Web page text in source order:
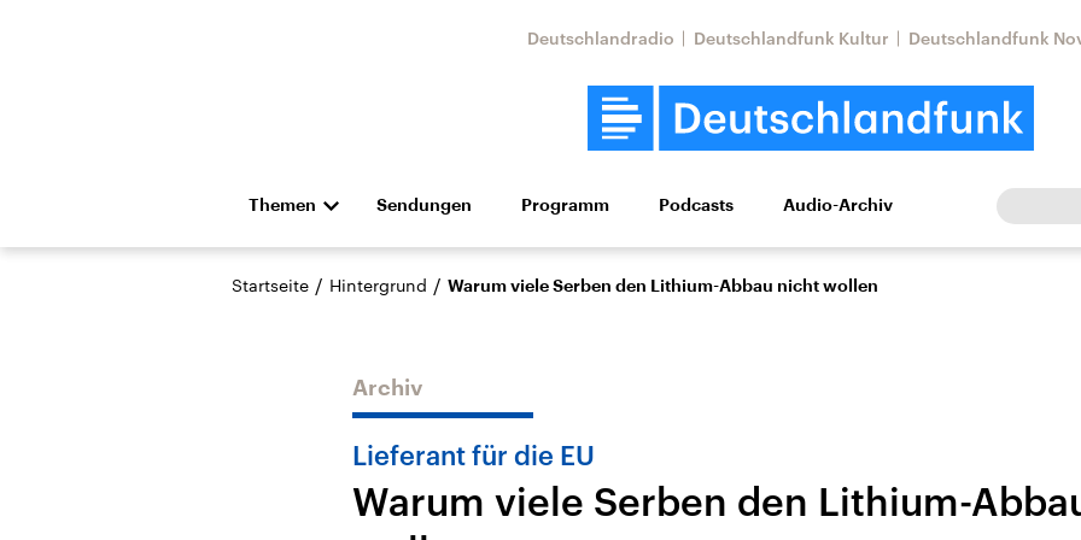
Deutschlandradio Deutschlandfunk Kultur Deutschlandfunk
Themen
Die Nachrichten Politik Wirtschaft Wissen Kultur Europa
Hörspiel und Feature Musik
Landtagswahl Sachsen-
USA
Nahostkonflikt
Iran
Sendungen Programm Podcasts Audio-Archiv
Startseite / Hintergrund / Warum viele Serben den Lithium-Abbau nicht wollen
Archiv
Lieferant für die EU
Warum viele Serben den Lithium-